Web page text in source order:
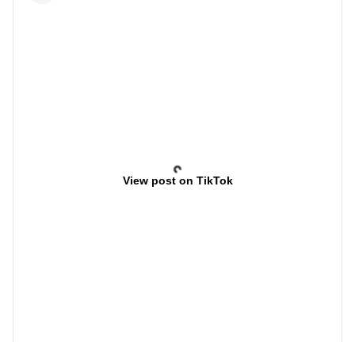
View post on TikTok